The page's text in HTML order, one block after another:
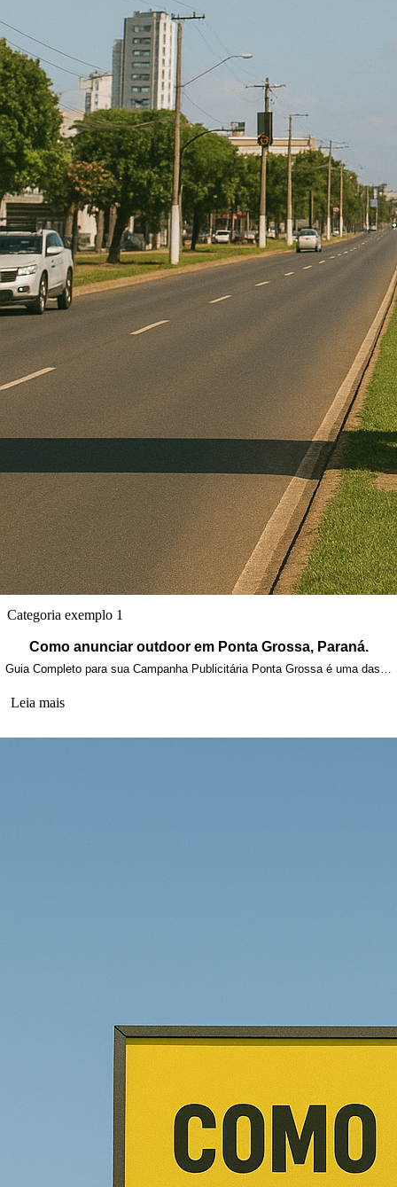
Categoria exemplo 1
Como anunciar outdoor em Ponta Grossa, Paraná.
Guia Completo para sua Campanha Publicitária Ponta Grossa é uma das…
Leia mais